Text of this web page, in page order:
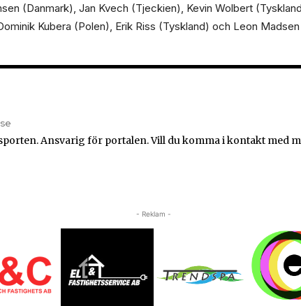
(Danmark), Jan Kvech (Tjeckien), Kevin Wolbert
Kubera (Polen), Erik Riss (Tyskland) och Leon
Ansvarig för portalen. Vill du komma i kontakt med
- Reklam -